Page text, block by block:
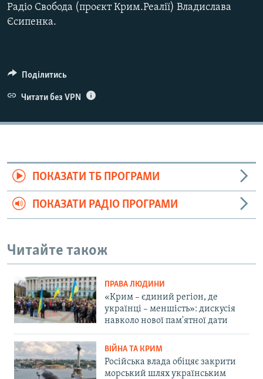
Радіо Свобода (проєкт Крим.Реалії) Владислава
Єсипенка.
Поділитись
Читати без VPN
ПОКАЗАТИ ТБ ПРОГРАМИ
ПОКАЗАТИ РАДІО ПРОГРАМИ
Читайте також
ПРАВА ЛЮДИНИ
«Крим – єдиний регіон, де
українці – меншість»: дискусія
навколо нової пам'ятної дати
ВІЙНА ТА КРИМ
Російська влада обіцяє закрити
морський шлях українським